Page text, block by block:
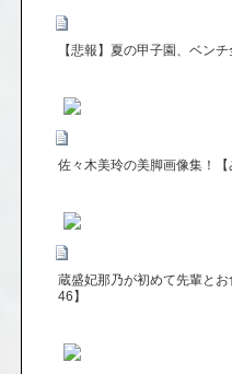
【悲報】夏の甲子園、ベン
佐々木美玲の美脚画像集！【
蔵盛妃那乃が初めて先輩と
46】